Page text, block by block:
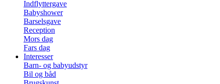
Indflyttergave
Babyshower
Barselsgave
Reception
Mors dag
Fars dag
Interesser
Barn- og babyudstyr
Bil og båd